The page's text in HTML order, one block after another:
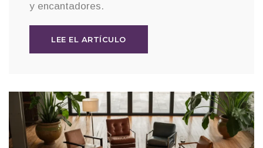
y encantadores.
LEE EL ARTÍCULO